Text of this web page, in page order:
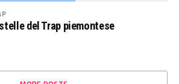
del Trap piemontese